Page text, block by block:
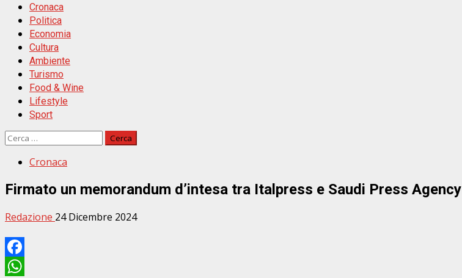
Cronaca
Politica
Economia
Cultura
Ambiente
Turismo
Food & Wine
Lifestyle
Sport
Ricerca
Cronaca
Firmato un memorandum d’intesa tra Italpress e Saudi Press Agency
Redazione 24 Dicembre 2024
Facebook